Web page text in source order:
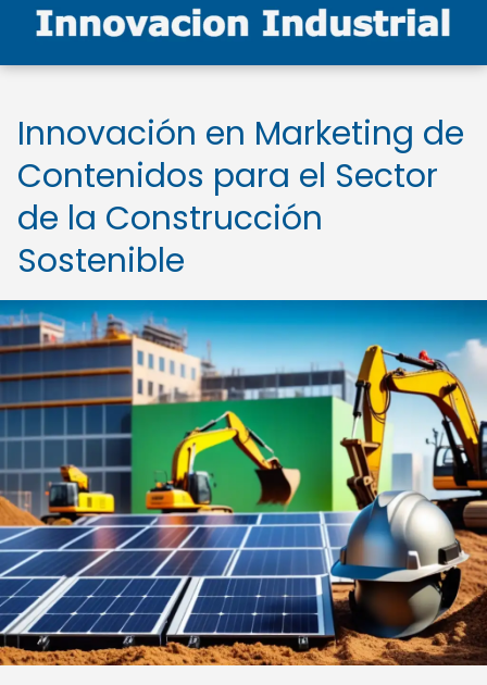
Innovación en Marketing de
Contenidos para el Sector
de la Construcción
Sostenible